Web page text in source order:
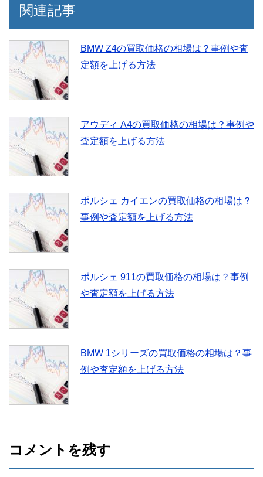
関連記事
BMW Z4の買取価格の相場は？事例や査
定額を上げる方法
アウディ A4の買取価格の相場は？事例や
査定額を上げる方法
ポルシェ カイエンの買取価格の相場は？
事例や査定額を上げる方法
ポルシェ 911の買取価格の相場は？事例
や査定額を上げる方法
BMW 1シリーズの買取価格の相場は？事
例や査定額を上げる方法
コメントを残す